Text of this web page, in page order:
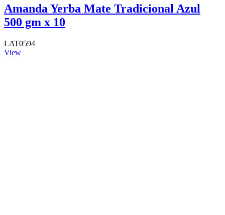
Amanda Yerba Mate Tradicional Azul
500 gm x 10
LAT0594
View